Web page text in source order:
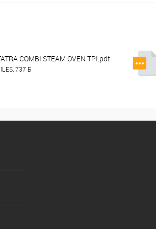
COMBI STEAM OVEN TPI.pdf
737 Б